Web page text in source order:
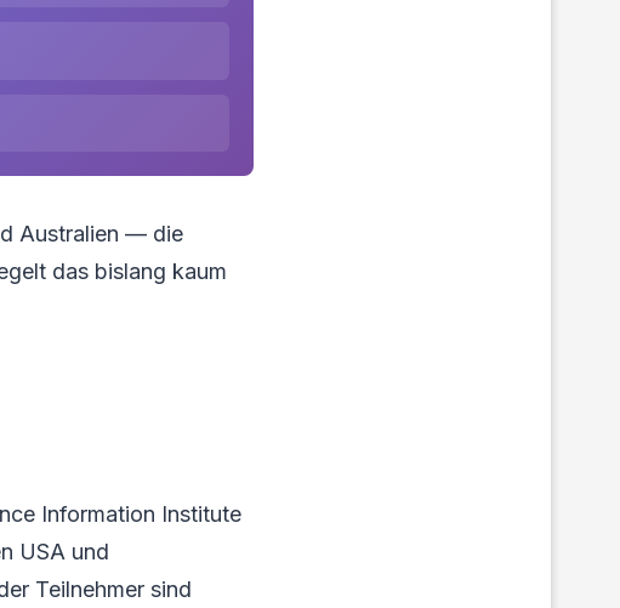
Australien — die
das bislang kaum
Information Institute
USA und
Teilnehmer sind